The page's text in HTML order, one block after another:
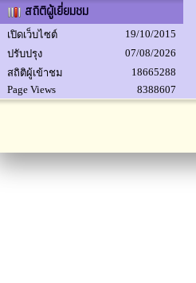
สถิติผู้เยี่ยมชม
เปิดเว็บไซต์
19/10/2015
ปรับปรุง
07/08/2026
สถิติผู้เข้าชม
18665288
Page Views
8388607